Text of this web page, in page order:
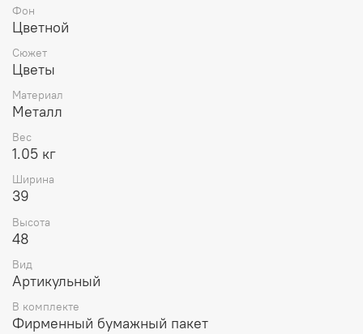
Фон
Цветной
Сюжет
Цветы
Материал
Металл
Вес
1.05 кг
Ширина
39
Высота
48
Вид
Артикульный
В комплекте
Фирменный бумажный пакет